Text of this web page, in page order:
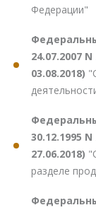
Федерации"
24.07.2007
03.08.2018)
30.12.1995
27.06.2018)
разделе